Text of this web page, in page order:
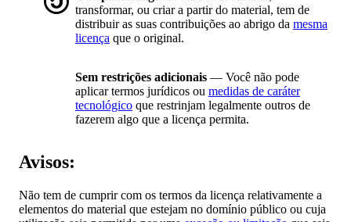
transformar, ou criar a partir do material, tem de
distribuir as suas contribuições ao abrigo da mesma
licença que o original.
Sem restrições adicionais — Você não pode
aplicar termos jurídicos ou medidas de caráter
tecnológico que restrinjam legalmente outros de
fazerem algo que a licença permita.
Avisos:
Não tem de cumprir com os termos da licença relativamente a
elementos do material que estejam no domínio público ou cuja